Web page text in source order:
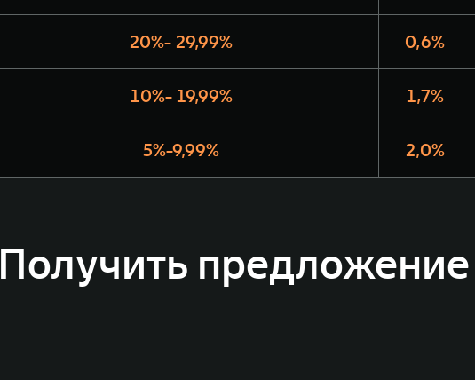
20%- 29,99% 0,6%
10%- 19,99% 1,7%
5%-9,99% 2,0%
Получить предложение